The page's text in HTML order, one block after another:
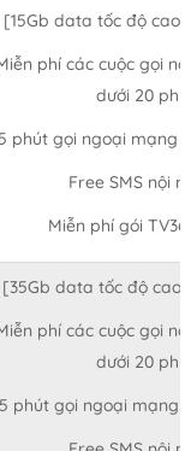
[15Gb data tốc độ
phí các cuộc gọi
dưới 20
phút gọi ngoại mạng
Free SMS nội
Miễn phí gói
[35Gb data tốc độ
phí các cuộc gọi
dưới 20
phút gọi ngoại mạng